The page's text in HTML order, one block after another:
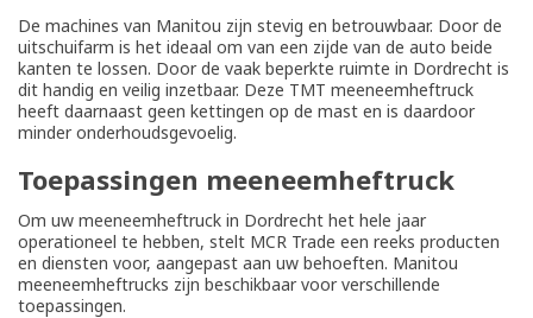
De machines van Manitou zijn stevig en betrouwbaar. Door de
uitschuifarm is het ideaal om van een zijde van de auto beide
kanten te lossen. Door de vaak beperkte ruimte in Dordrecht is
dit handig en veilig inzetbaar. Deze TMT meeneemheftruck
heeft daarnaast geen kettingen op de mast en is daardoor
minder onderhoudsgevoelig.
Toepassingen meeneemheftruck
Om uw meeneemheftruck in Dordrecht het hele jaar
operationeel te hebben, stelt MCR Trade een reeks producten
en diensten voor, aangepast aan uw behoeften. Manitou
meeneemheftrucks zijn beschikbaar voor verschillende
toepassingen.